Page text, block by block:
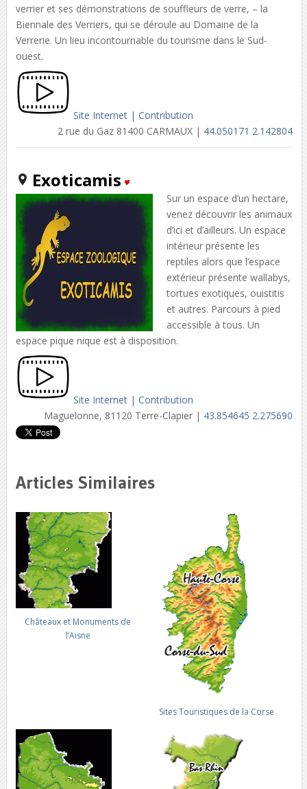
verrier et ses démonstrations de souffleurs de verre, – la
Biennale des Verriers, qui se déroule au Domaine de la
Verrerie. Un lieu incontournable du tourisme dans le Sud-
ouest.
Site Internet| Contribution
2 rue du Gaz 81400 CARMAUX | 44.050171 2.142804
Exoticamis
Sur un espace d’un hectare,
venez découvrir les animaux
d’ici et d’ailleurs. Un espace
intérieur présente les
reptiles alors que l’espace
extérieur présente wallabys,
tortues exotiques, ouistitis
et autres. Parcours à pied
accessible à tous. Un
espace pique nique est à disposition.
Site Internet| Contribution
Maguelonne, 81120 Terre-Clapier | 43.854645 2.275690
Articles Similaires
Châteaux et Monuments de
l’Aisne
Sites Touristiques de la Corse